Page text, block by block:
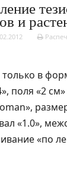
и
в
поля «2
«1.0»,
«по